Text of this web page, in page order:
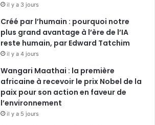
il y a 3 jours
Créé par l’humain : pourquoi notre
plus grand avantage à l’ère de l’IA
reste humain, par Edward Tatchim
il y a 4 jours
Wangari Maathai : la première
africaine à recevoir le prix Nobel de la
paix pour son action en faveur de
l’environnement
il y a 5 jours